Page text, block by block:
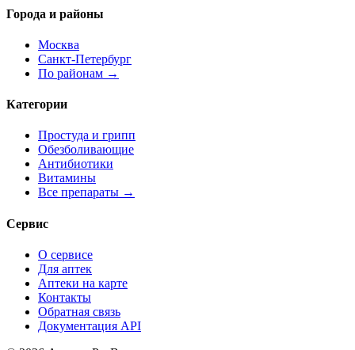
Города и районы
Москва
Санкт-Петербург
По районам →
Категории
Простуда и грипп
Обезболивающие
Антибиотики
Витамины
Все препараты →
Сервис
О сервисе
Для аптек
Аптеки на карте
Контакты
Обратная связь
Документация API